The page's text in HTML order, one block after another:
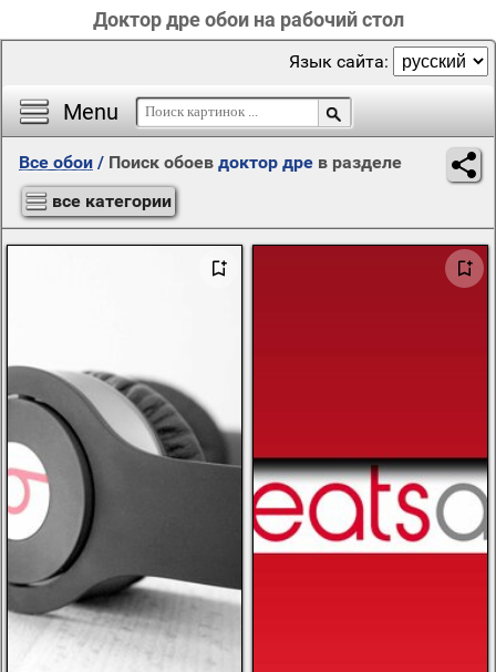
Доктор дре обои на рабочий стол
Menu
Язык сайта:
Все обои / Поиск обоев доктор дре в разделе
все категории